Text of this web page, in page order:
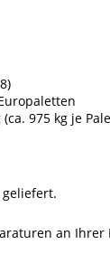
975 kg je
geliefert.
an